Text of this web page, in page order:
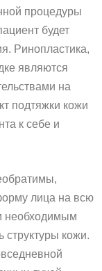
процедуры
будет
Ринопластика,
являются
на
подтяжки кожи
к себе и
лица на всю
необходимым
структуры кожи.